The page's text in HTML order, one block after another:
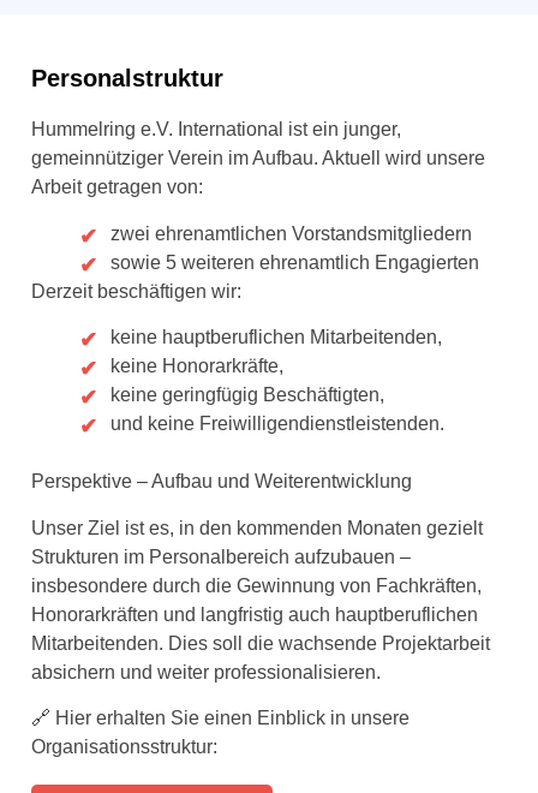
Personalstruktur
Hummelring e.V. International ist ein junger,
gemeinnütziger Verein im Aufbau. Aktuell wird unsere
Arbeit getragen von:
zwei ehrenamtlichen Vorstandsmitgliedern
sowie 5 weiteren ehrenamtlich Engagierten
Derzeit beschäftigen wir:
keine hauptberuflichen Mitarbeitenden,
keine Honorarkräfte,
keine geringfügig Beschäftigten,
und keine Freiwilligendienstleistenden.
Perspektive – Aufbau und Weiterentwicklung
Unser Ziel ist es, in den kommenden Monaten gezielt
Strukturen im Personalbereich aufzubauen –
insbesondere durch die Gewinnung von Fachkräften,
Honorarkräften und langfristig auch hauptberuflichen
Mitarbeitenden. Dies soll die wachsende Projektarbeit
absichern und weiter professionalisieren.
🔗 Hier erhalten Sie einen Einblick in unsere
Organisationsstruktur: